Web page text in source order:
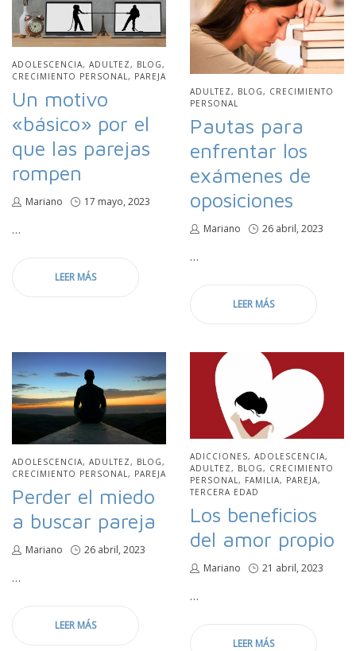
PUBLICADO
EN
ADOLESCENCIA ADULTEZ
BLOG
CRECIMIENTO PERSONAL
PAREJA
Un motivo
«básico» por el
que las parejas
rompen
por
Mariano
Publicado
17 mayo, 2023
…
LEER MÁS
PUBLICADO
EN
ADULTEZ BLOG
CRECIMIENTO
PERSONAL
Pautas para
enfrentar los
exámenes de
oposiciones
por
Mariano
Publicado
26 abril, 2023
…
LEER MÁS
PUBLICADO
EN
ADOLESCENCIA ADULTEZ
BLOG
CRECIMIENTO PERSONAL
PAREJA
Perder el miedo
a buscar pareja
por
Mariano
Publicado
26 abril, 2023
…
LEER MÁS
PUBLICADO
EN
ADICCIONES
ADOLESCENCIA
ADULTEZ
BLOG
CRECIMIENTO
PERSONAL
FAMILIA
PAREJA
TERCERA EDAD
Los beneficios
del amor propio
por
Mariano
Publicado
21 abril, 2023
…
LEER MÁS